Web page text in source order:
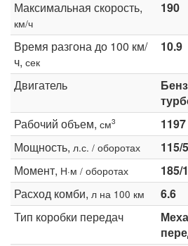
Максимальная скорость,
км/ч
190
Время разгона до 100 км/
ч, сек
10.9
Двигатель
Рабочий объем, см3
1197
Мощность, л.с. / оборотах
115/
Момент, Н·м / оборотах
185/
Расход комби, л на 100 км
6.6
Тип коробки передач